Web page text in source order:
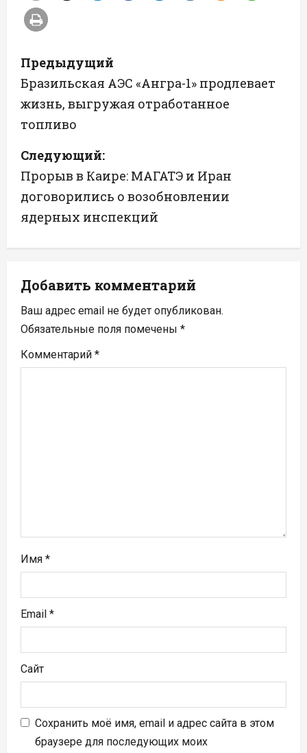
Н
а
в
г
а
ц
и
я
п
о
з
м
Предыдущий
Бразильская АЭС «Ангра-1» продлевает
жизнь, выгружая отработанное
топливо
Следующий:
Прорыв в Каире: МАГАТЭ и Иран
договорились о возобновлении
ядерных инспекций
Добавить комментарий
Ваш адрес email не будет опубликован.
Обязательные поля помечены *
Комментарий *
Имя *
Email *
Сайт
Сохранить моё имя, email и адрес сайта в этом
браузере для последующих моих